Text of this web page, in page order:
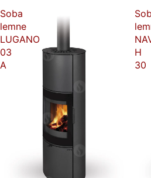
Soba
lemne
LUGANO
03
A
H
30